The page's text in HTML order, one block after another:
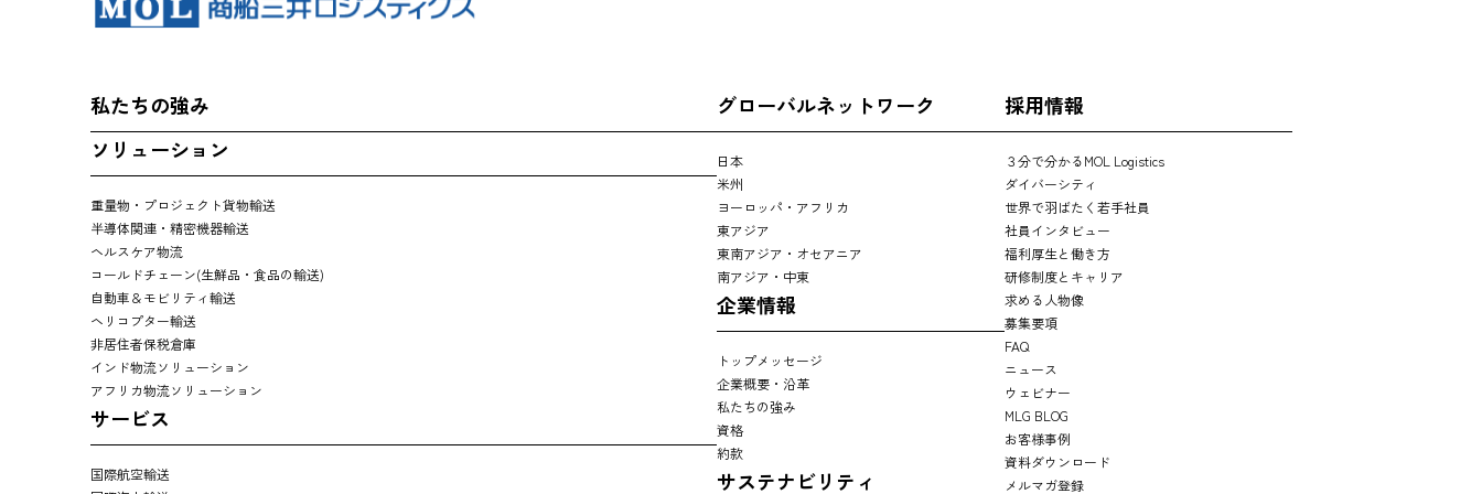
私たちの強み
ソリューション
重量物・プロジェクト貨物輸送
半導体関連・精密機器輸送
ヘルスケア物流
コールドチェーン(生鮮品・食品の輸送)
自動車＆モビリティ輸送
ヘリコプター輸送
非居住者保税倉庫
インド物流ソリューション
アフリカ物流ソリューション
サービス
国際航空輸送
グローバルネットワーク
日本
米州
ヨーロッパ・アフリカ
東アジア
東南アジア・オセアニア
南アジア・中東
企業情報
トップメッセージ
企業概要・沿革
私たちの強み
資格
約款
サステナビリティ
採用情報
３分で分かるMOL Logistics
ダイバーシティ
世界で羽ばたく若手社員
社員インタビュー
福利厚生と働き方
研修制度とキャリア
求める人物像
募集要項
FAQ
ニュース
ウェビナー
MLG BLOG
お客様事例
資料ダウンロード
メルマガ登録